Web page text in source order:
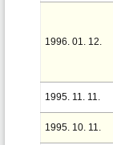
1996. 01. 12.
1995. 11. 11.
1995. 10. 11.